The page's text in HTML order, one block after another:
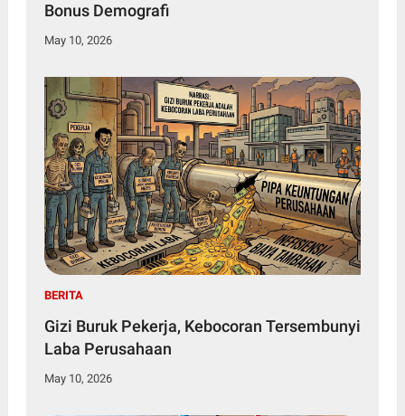
Bonus Demografi
May 10, 2026
BERITA
Gizi Buruk Pekerja, Kebocoran Tersembunyi
Laba Perusahaan
May 10, 2026